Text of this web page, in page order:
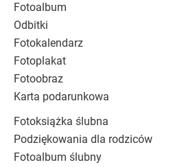
Fotoalbum
Odbitki
Fotokalendarz
Fotoplakat
Fotoobraz
Karta podarunkowa
Fotoksiążka ślubna
Podziękowania dla rodziców
Fotoalbum ślubny